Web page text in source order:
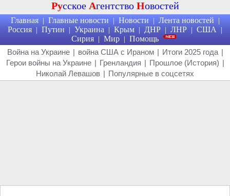
Русское Агентство Новостей
Главная | Главные новости | Новости | Лента новостей |
Россия | Путин | Украина | Крым | ДНР | ЛНР | США |
Сирия | Мир | Помощь
Война на Украине | война США с Ираном | Итоги 2025 года |
Герои войны на Украине | Гренландия | Прошлое (История) |
Николай Левашов | Популярные в соцсетях